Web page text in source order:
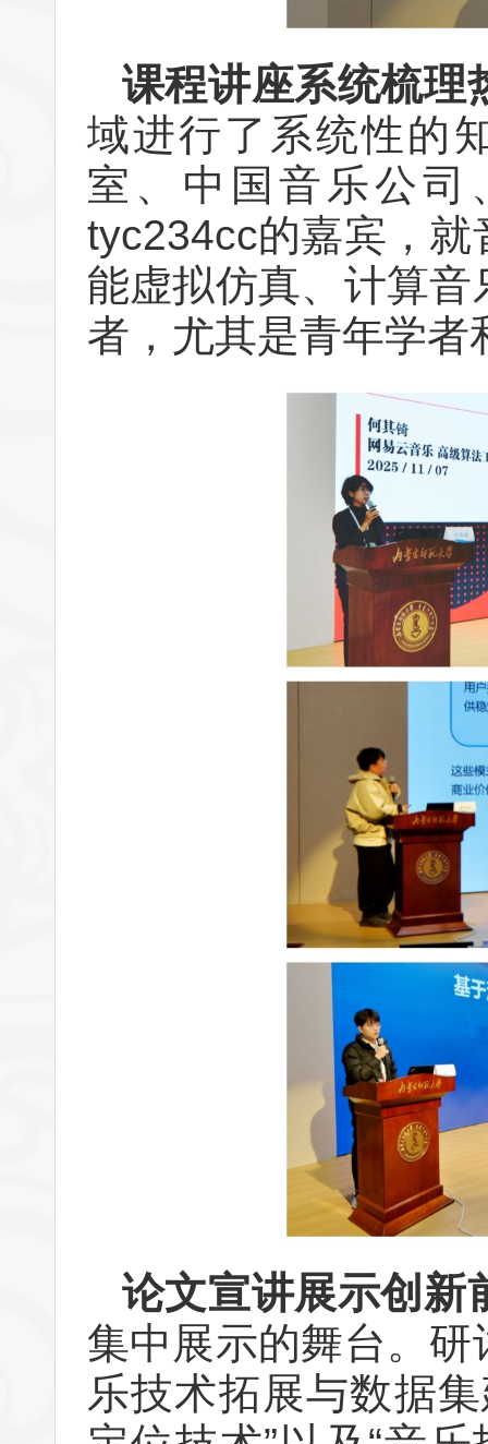
课程讲座系统梳理
域进行了系统性的
室、中国音乐公司
tyc234cc的嘉宾，
能虚拟仿真、计算
者，尤其是青年学者
论文宣讲展示创新
集中展示的舞台。研
乐技术拓展与数据